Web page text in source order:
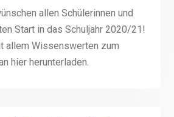
allen Schülerinnen und
Start in das Schuljahr 2020/21!
allem Wissenswerten zum
hier herunterladen.